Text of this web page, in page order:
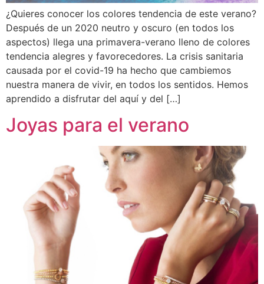
¿Quieres conocer los colores tendencia de este verano?
Después de un 2020 neutro y oscuro (en todos los
aspectos) llega una primavera-verano lleno de colores
tendencia alegres y favorecedores. La crisis sanitaria
causada por el covid-19 ha hecho que cambiemos
nuestra manera de vivir, en todos los sentidos. Hemos
aprendido a disfrutar del aquí y del […]
Joyas para el verano